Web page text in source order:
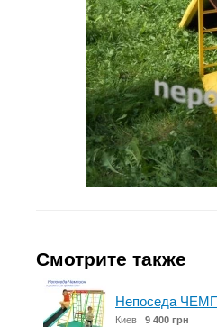
Смотрите также
Непоседа
Киев 9 400 грн